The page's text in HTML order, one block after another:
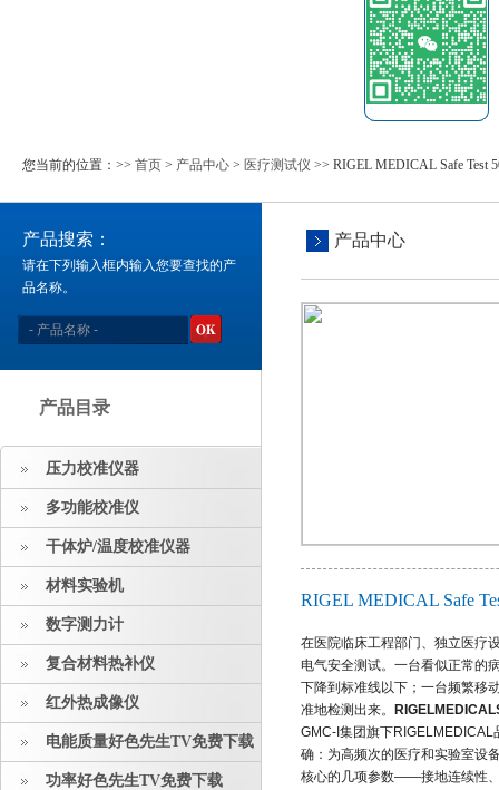
您当前的位置：>> 首页 > 产品中心 > 医疗测试仪 >> RIGEL MEDICAL Safe Test
产品搜索：
请在下列输入框内输入您要查找的产
品名称。
产品目录
压力校准仪器
多功能校准仪
干体炉/温度校准仪器
材料实验机
数字测力计
复合材料热补仪
红外热成像仪
电能质量好色先生TV免费下载
功率好色先生TV免费下载
产品中心
RIGEL MEDICAL Safe
在医院临床工程部门、独立医疗
电气安全测试。一台看似正常的
下降到标准线以下；一台频繁移
准地检测出来。
GMC-I集团旗下
确：为高频次的医疗和实验室设
核心的几项参数——接地连续性